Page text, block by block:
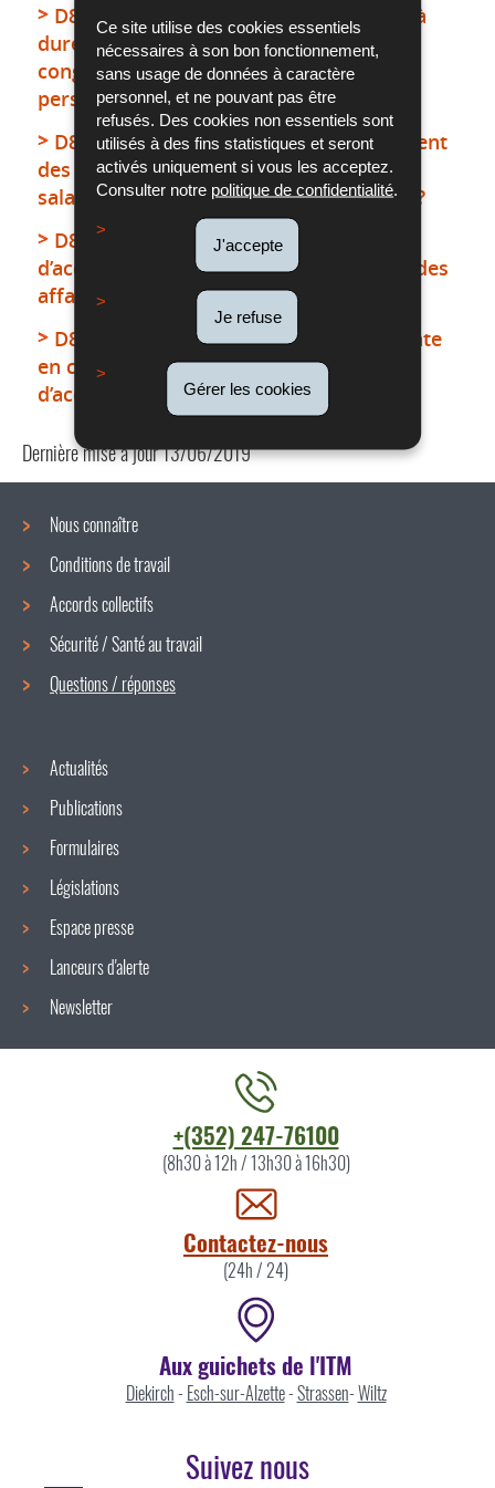
Ce site utilise des cookies essentiels
nécessaires à son bon fonctionnement,
sans usage de données à caractère
personnel, et ne pouvant pas être
refusés. Des cookies non essentiels sont
utilisés à des fins statistiques et seront
activés uniquement si vous les acceptez.
Consulter notre politique de confidentialité.
J'accepte
Je refuse
Gérer les cookies
D8j9 - Un salarié titulaire d'un contrat à
durée déterminée peut-il prétendre à un
congé pour l'accompagnement des
personnes en fin de vie?
D8j10 - Un congé pour l'accompagnement
des personnes en fin de vie est-il dû au
salarié qui est encore en période d'essai?
D8j11 - Qu’en est-il du congé
d’accompagnement en cas de cessation des
affaires de l’employeur?
D8j12 - Quelle juridiction est compétente
en cas de litige relatif au congé
d’accompagnement?
Dernière mise à jour13/06/2019
Menu
de
navigation
Nous connaître
Conditions de travail
Accords collectifs
Sécurité / Santé au travail
Questions / réponses
Actualités
Publications
Formulaires
Législations
Espace presse
Lanceurs d'alerte
Newsletter
+(352) 247-76100
(8h30 à 12h / 13h30 à 16h30)
Contactez-nous
(24h / 24)
Aux guichets de l'ITM
Diekirch- Esch-sur-Alzette-Strassen-Wiltz
Suivez nous